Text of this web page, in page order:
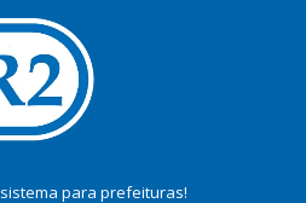
sistema para prefeituras!